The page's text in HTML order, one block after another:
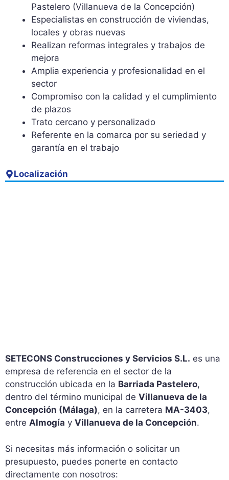
Pastelero (Villanueva de la Concepción)
Especialistas en construcción de viviendas,
locales y obras nuevas
Realizan reformas integrales y trabajos de
mejora
Amplia experiencia y profesionalidad en el
sector
Compromiso con la calidad y el cumplimiento
de plazos
Trato cercano y personalizado
Referente en la comarca por su seriedad y
garantía en el trabajo
Localización
SETECONS Construcciones y Servicios S.L. es una
empresa de referencia en el sector de la
construcción ubicada en la Barriada Pastelero,
dentro del término municipal de Villanueva de la
Concepción (Málaga), en la carretera MA-3403,
entre Almogía y Villanueva de la Concepción.
Si necesitas más información o solicitar un
presupuesto, puedes ponerte en contacto
directamente con nosotros: